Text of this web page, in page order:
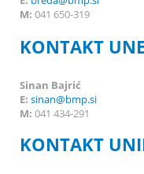
M: 041 650-319
KONTAKT
Sinan Bajrić
E: sinan@bmp.si
M: 041 434-291
KONTAKT